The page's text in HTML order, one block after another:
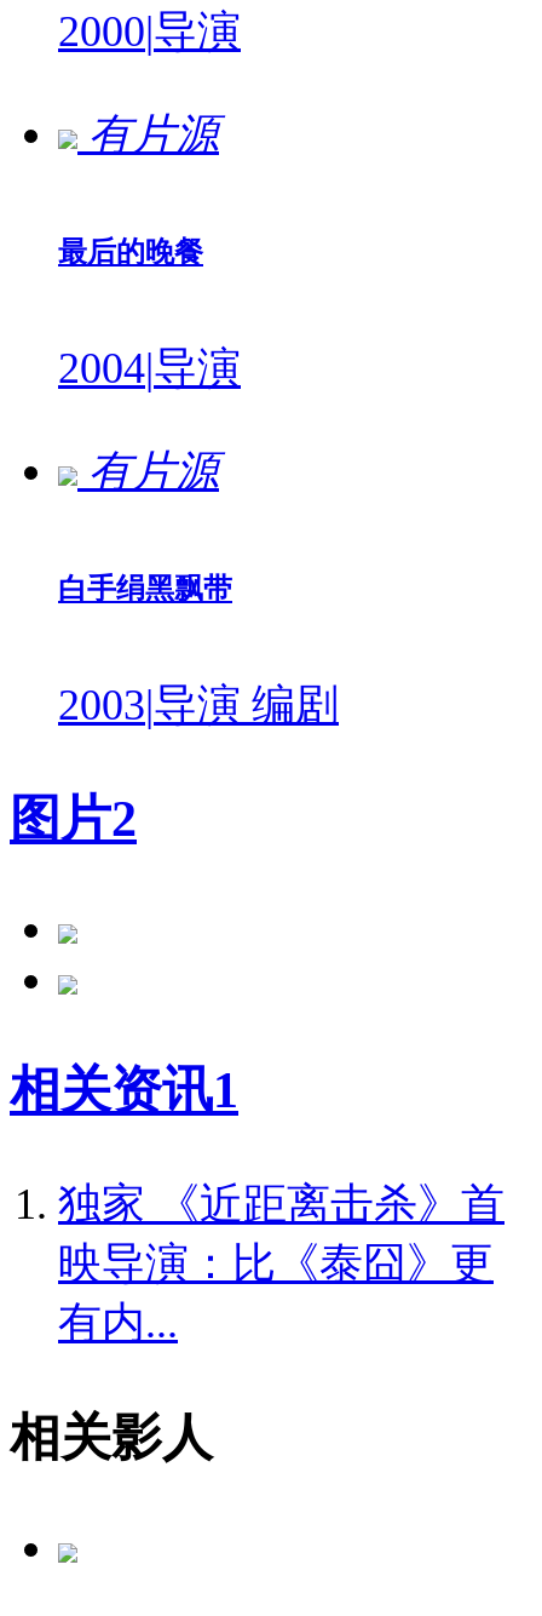
2000|导演
有片源
最后的晚餐
2004|导演
有片源
白手绢黑飘带
2003|导演 编剧
图片2
相关资讯1
独家
《近距离击杀》首
映导演：比《泰囧》更
有内...
相关影人